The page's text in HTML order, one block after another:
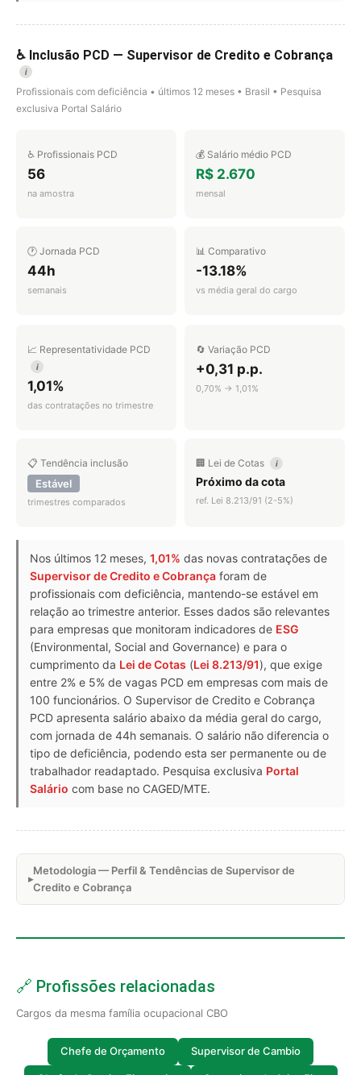
♿ Inclusão PCD — Supervisor de Credito e Cobrança
i
Profissionais com deficiência • últimos 12 meses • Brasil • Pesquisa
exclusiva Portal Salário
♿ Profissionais PCD
56
na amostra
💰 Salário médio PCD
R$ 2.670
mensal
🕐 Jornada PCD
44h
semanais
📊 Comparativo
-13.18%
vs média geral do cargo
📈 Representatividade PCD
i
1,01%
das contratações no trimestre
🔄 Variação PCD
+0,31 p.p.
0,70% → 1,01%
📋 Tendência inclusão
Estável
trimestres comparados
🏢 Lei de Cotas i
Próximo da cota
ref. Lei 8.213/91 (2-5%)
Nos últimos 12 meses, 1,01% das novas contratações de
Supervisor de Credito e Cobrança foram de
profissionais com deficiência, mantendo-se estável em
relação ao trimestre anterior. Esses dados são relevantes
para empresas que monitoram indicadores de ESG
(Environmental, Social and Governance) e para o
cumprimento da Lei de Cotas (Lei 8.213/91), que exige
entre 2% e 5% de vagas PCD em empresas com mais de
100 funcionários. O Supervisor de Credito e Cobrança
PCD apresenta salário abaixo da média geral do cargo,
com jornada de 44h semanais. O salário não diferencia o
tipo de deficiência, podendo esta ser permanente ou de
trabalhador readaptado. Pesquisa exclusiva Portal
Salário com base no CAGED/MTE.
Metodologia — Perfil & Tendências de Supervisor de
Credito e Cobrança
🔗 Profissões relacionadas
Cargos da mesma família ocupacional CBO
Chefe de Orçamento Supervisor de Cambio